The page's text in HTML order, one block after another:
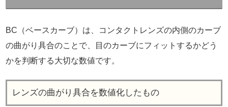
BC（ベースカーブ）は、コンタクトレンズの内側のカーブ
の曲がり具合のことで、目のカーブにフィットするかどう
かを判断する大切な数値です。
レンズの曲がり具合を数値化したもの